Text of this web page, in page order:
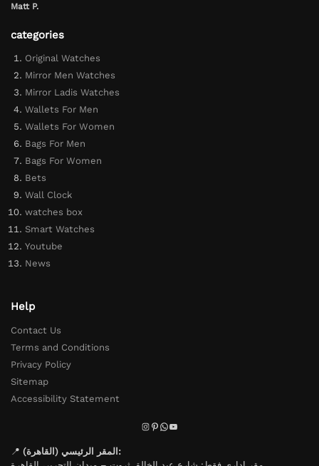
Matt P.
categories
Original Watches
Mirror Men Watches
Mirror Ladis Watches
Wallets For Men
Wallets For Women
Bags For Men
Bags For Women
Bets
Wall Clock
watches box
Smart Watches
Youtube
News
Help
Contact Us
Terms and Conditions
Privacy Policy
Sitemap
Accessibility Statement
📍
المقر الرئيسي (القاهرة):